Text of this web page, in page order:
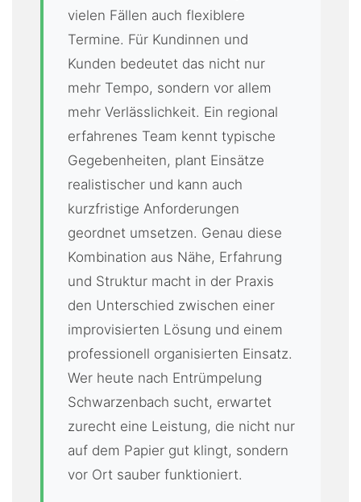
vielen Fällen auch flexiblere
Termine. Für Kundinnen und
Kunden bedeutet das nicht nur
mehr Tempo, sondern vor allem
mehr Verlässlichkeit. Ein regional
erfahrenes Team kennt typische
Gegebenheiten, plant Einsätze
realistischer und kann auch
kurzfristige Anforderungen
geordnet umsetzen. Genau diese
Kombination aus Nähe, Erfahrung
und Struktur macht in der Praxis
den Unterschied zwischen einer
improvisierten Lösung und einem
professionell organisierten Einsatz.
Wer heute nach Entrümpelung
Schwarzenbach sucht, erwartet
zurecht eine Leistung, die nicht nur
auf dem Papier gut klingt, sondern
vor Ort sauber funktioniert.